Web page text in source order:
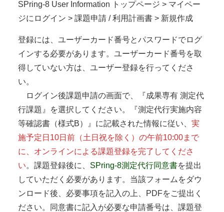
SPring-8 User Information トップページ > マイペー
ジにログイン > 課題申請 / 利用計画書 > 新規作成
登録には、ユーザーカード番号とパスワードでログ
インする必要があります。ユーザーカード番号を取
得していない方は、ユーザー登録を行ってくださ
い。
ログイン後課題申請の画面で、『成果専有 測定代
行課題』を選択してください。『測定代行実施内容
等確認書（様式B）』に記載された情報に従い、 実
施予定日10日前（土日祝を除く）の午前10:00まで
に、オンラインによる課題登録を完了してくださ
い。課題登録後に、 SPring-8測定代行同意書を提出
していただく必要があります。当該フォームをダウ
ンロード後、必要事項を記入の上、PDFをご提出く
ださい。同意書に記入が必要な申請番号は、課題登